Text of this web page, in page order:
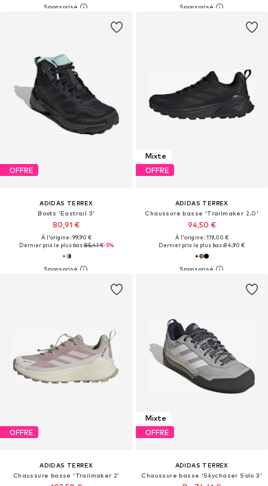
OFFRE
ADIDAS TERREX
Boots 'Eastrail 3'
80,91 €
À l'origine : 99,90 €
Dernier prix le plus bas :85,41 €-5%
Mixte
OFFRE
ADIDAS TERREX
Chaussure basse 'Trailmaker 2.0'
94,50 €
À l'origine : 119,00 €
Dernier prix le plus bas :84,90 €
OFFRE
ADIDAS TERREX
Chaussure basse 'Trailmaker 2'
Mixte
OFFRE
ADIDAS TERREX
Chaussure basse 'Skychaser Solo 3'